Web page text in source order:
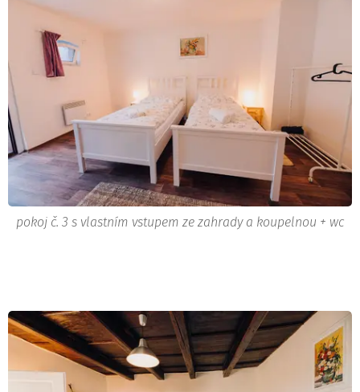
pokoj č. 3 s vlastním vstupem ze zahrady a koupelnou + wc